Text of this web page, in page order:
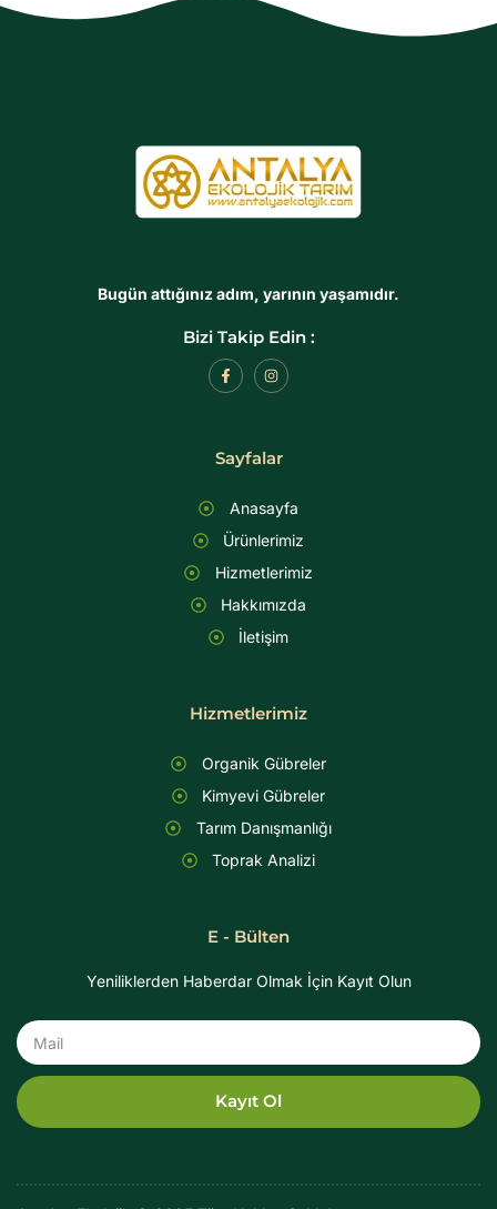
Bugün attığınız adım, yarının yaşamıdır.
Bizi Takip Edin :
F
a
o
I
n
r
Sayfalar
Anasayfa
Ürünlerimiz
Hizmetlerimiz
Hakkımızda
İletişim
Hizmetlerimiz
Organik Gübreler
Kimyevi Gübreler
Tarım Danışmanlığı
Toprak Analizi
E - Bülten
Yeniliklerden Haberdar Olmak İçin Kayıt Olun
Mail
Kayıt Ol